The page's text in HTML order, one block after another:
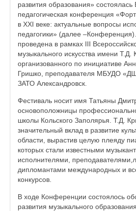
развития образования» состоялась
педагогическая конференция
в XXI веке: актуальные вопросы
педагогики» (далее
проведена в рамках III
музыкального искусства имени Т.Д.
организованного по инициативе
Гришко, преподавателя МБУДО
ЗАТО Александровск.
Фестиваль носит имя Татьяны
основоположницы
школы Кольского Заполярья. Т.Д.
значительный вклад в развитие
области, вырастив целую плеяду
которых стали известными
исполнителями,
дипломантами международных и
конкурсов.
В ходе Конференции состоялось
развития музыкального